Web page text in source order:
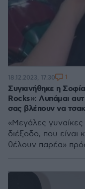
Συγκινήθηκε η
Rocks»: Λυπάμαι
σας βλέπουν να
«Μεγάλες
διέξοδο, που είναι
θέλουν παρέα»
18.12.2023, 17:30 1